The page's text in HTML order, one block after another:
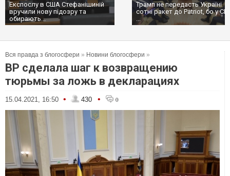
Експослу в США Стефанішиній
вручили нову підозру та
обирають...
Трамп не передасть Україні
сотні ракет до Patriot, бо у
...
Вся правда з блогосфери » Новини блогосфери »
ВР сделала шаг к возвращению
тюрьмы за ложь в декларациях
15.04.2021, 16:50 • 430 • 0